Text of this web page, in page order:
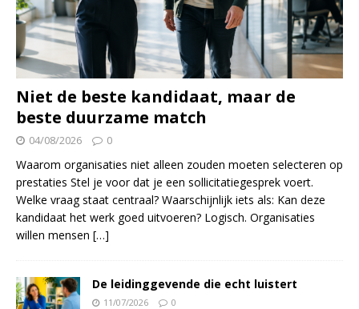
Niet de beste kandidaat, maar de
beste duurzame match
04/08/2026 0
Waarom organisaties niet alleen zouden moeten selecteren op
prestaties Stel je voor dat je een sollicitatiegesprek voert.
Welke vraag staat centraal? Waarschijnlijk iets als: Kan deze
kandidaat het werk goed uitvoeren? Logisch. Organisaties
willen mensen […]
De leidinggevende die echt luistert
11/07/2026 0